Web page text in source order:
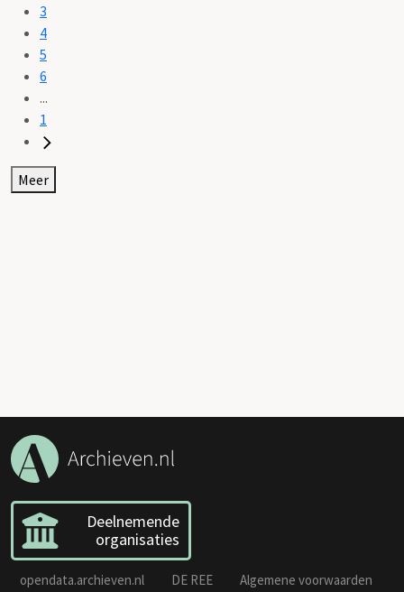
3
4
5
6
...
1
Meer
Deelnemende
organisaties
opendata.archieven.nl DE REE Algemene voorwaarden